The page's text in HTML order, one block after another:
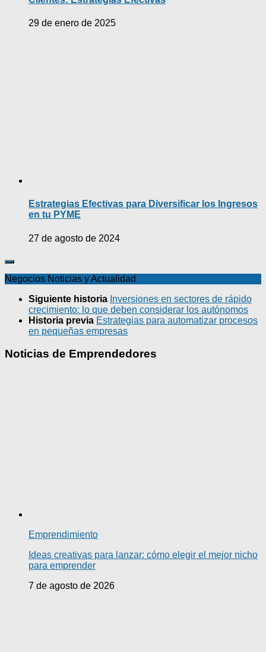
29 de enero de 2025
Estrategias Efectivas para Diversificar los Ingresos
en tu PYME
27 de agosto de 2024
Negocios Noticias y Actualidad
Siguiente historia Inversiones en sectores de rápido
crecimiento: lo que deben considerar los autónomos
Historia previa Estrategias para automatizar procesos
en pequeñas empresas
Noticias de Emprendedores
Emprendimiento
Ideas creativas para lanzar: cómo elegir el mejor nicho
para emprender
7 de agosto de 2026